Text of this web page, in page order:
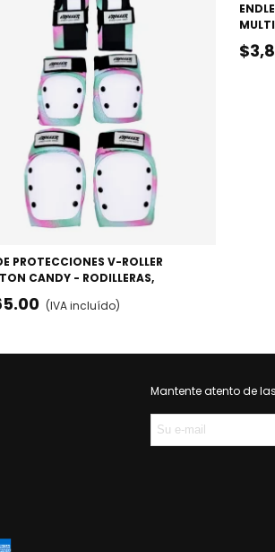
PROTECCIONES V-ROLLER
CANDY - RODILLERAS,
Y MUÑEQUERAS
(IVA incluído)
Mantente atento de